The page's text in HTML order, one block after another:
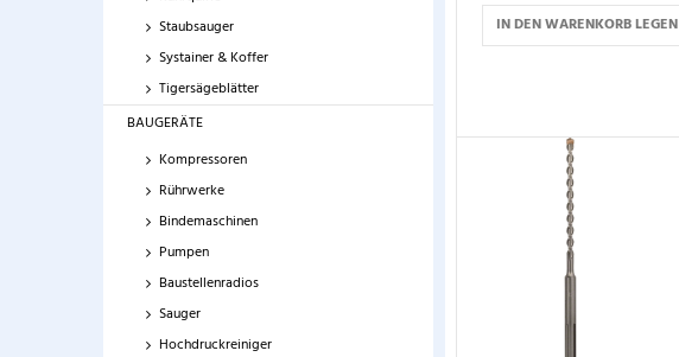
Staubsauger
Systainer & Koffer
Tigersägeblätter
BAUGERÄTE
Kompressoren
Rührwerke
Bindemaschinen
Pumpen
Baustellenradios
Sauger
Hochdruckreiniger
IN DEN WARENKORB LEGEN